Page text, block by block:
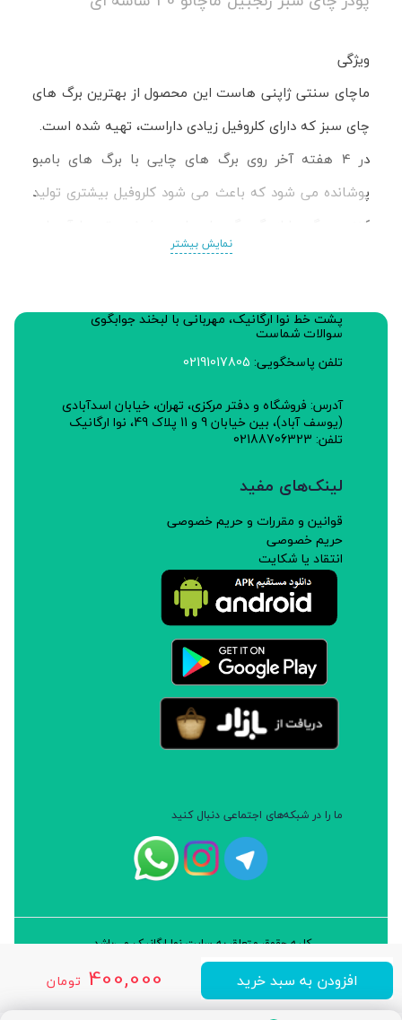
400,000 تومان افزودن به سبد خرید
ویژگی
ماچای سنتی ژاپنی هاست این محصول از بهترین برگ های
چای سبز که دارای کلروفیل زیادی داراست، تهیه شده است.
در 4 هفته آخر روی برگ های چایی با برگ های بامبو
پوشانده می شود که باعث می شود کلروفیل بیشتری تولید
کنند و برگ ها از رگ برگ ها جدا می شوند و توسط آسیاب
های سنگی به صورت پودر نرم تولید می شود و در کارخانه
خواص
کاهنده وزن و مناسب برای تناسب اندام
تنظیم کننده جربی خون
آرام بخش.
طبع: سرد
چرا چای سبز خالص ماچانو
علاوه بر فواید ذکر شده این محصول ده برابر چای سبز
معمولی آنتی اکسیدان دارد.
نمایش بیشتر
پشت خط نوا ارگانیک، مهربانی با لبخند جوابگوی
سوالات شماست
تلفن پاسخگویی: 02191017805
آدرس: فروشگاه و دفتر مرکزی، تهران، خیابان اسدآبادی
(یوسف آباد)، بین خیابان 9 و 11 پلاک 49، نوا ارگانیک
تلفن: 02188706323
لینک‌های مفید
قوانین و مقررات و حریم خصوصی
حریم خصوصی
انتقاد یا شکایت
ما را در شبکه‌های اجتماعی دنبال کنید
کلیه حقوق متعلق به سایت نوا ارگانیک می‌باشد.
طراحی و توسعه: شرکت داده پردازان سورن ایرانیان (نرم افزار سارب)